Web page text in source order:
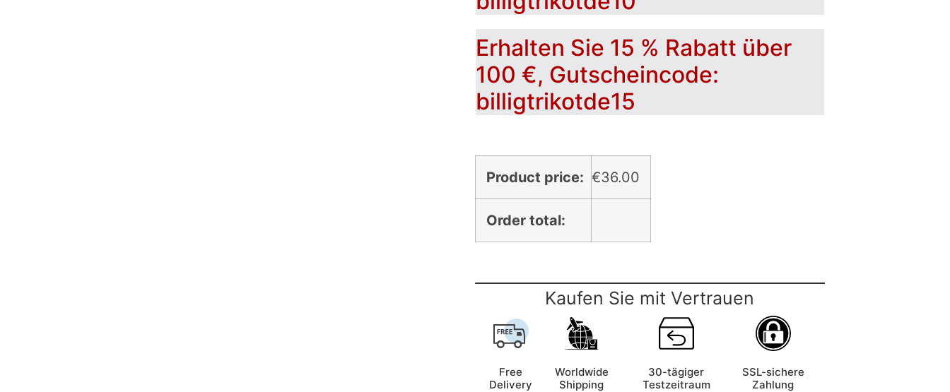
Erhalten Sie 15 % Rabatt über
100 €, Gutscheincode:
billigtrikotde15
Product price: €36.00
Order total:
Kaufen Sie mit Vertrauen
Free
Delivery
Worldwide
Shipping
30-tägiger
Testzeitraum
SSL-sichere
Zahlung